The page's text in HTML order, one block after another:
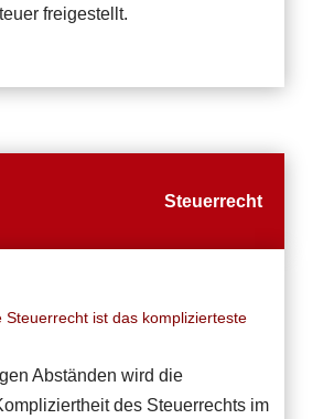
freigestellt.
Steuerrecht
Steuerrecht ist das komplizierteste
Abständen wird die
des Steuerrechts im